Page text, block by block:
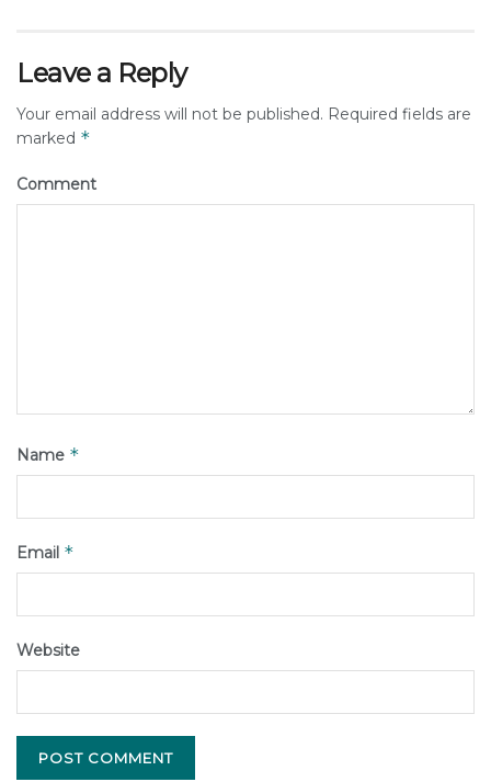
Leave a Reply
Your email address will not be published. Required fields are
marked *
Comment
Name *
Email *
Website